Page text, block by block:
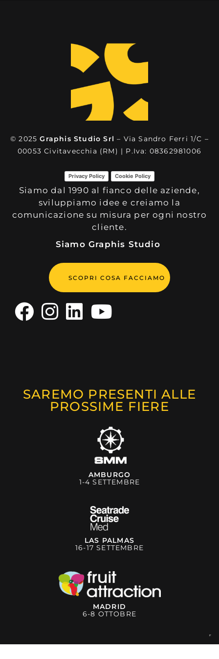
© 2025Graphis Studio Srl – Via Sandro Ferri 1/C –
00053 Civitavecchia (RM) | P.Iva: 08362981006
Privacy Policy Cookie Policy
Siamo dal 1990 al fianco delle aziende,
sviluppiamo idee e creiamo la
comunicazione su misura per ogni nostro
cliente.
Siamo Graphis Studio
SCOPRI COSA FACCIAMO
SAREMO PRESENTI ALLE
PROSSIME FIERE
AMBURGO
1-4 SETTEMBRE
LAS PALMAS
16-17 SETTEMBRE
MADRID
6-8 OTTOBRE